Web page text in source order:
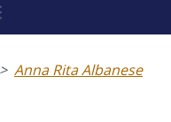
Anna Rita Albanese